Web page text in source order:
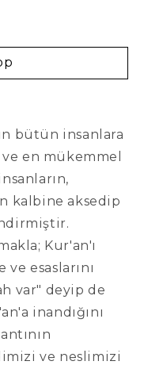
bütün insanlara
en mükemmel
kalbine aksedip
Kur'an'ı
esaslarını
var" deyip de
inandığını
ve neslimizi